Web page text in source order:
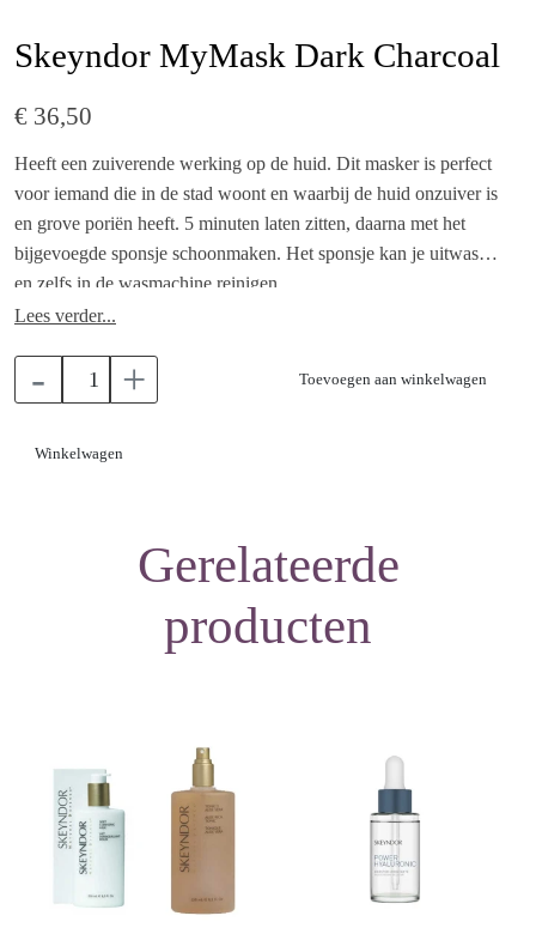
Skeyndor MyMask Dark Charcoal
€ 36,50
Heeft een zuiverende werking op de huid. Dit masker is perfect
voor iemand die in de stad woont en waarbij de huid onzuiver is
en grove poriën heeft. 5 minuten laten zitten, daarna met het
bijgevoegde sponsje schoonmaken. Het sponsje kan je uitwassen
en zelfs in de wasmachine reinigen.
door het scrub geeft dit masker een zuiverende werking. De huid
Klei met actieve houtskool
Lees verder...
- + Toevoegen aan winkelwagen
Winkelwagen
Gerelateerde
producten